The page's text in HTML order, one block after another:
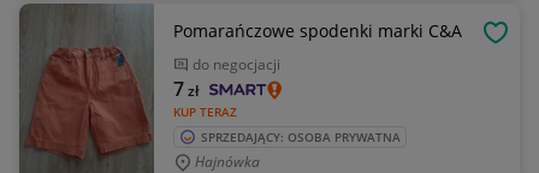
Pomarańczowe spodenki marki C&A
do negocjacji
KUP TERAZ
7zł
SPRZEDAJĄCY: OSOBA PRYWATNA
Hajnówka